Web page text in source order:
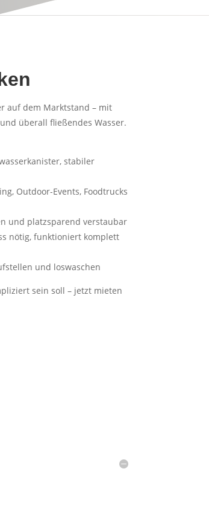
auf dem Marktstand – mit
überall fließendes Wasser.
stabiler
Outdoor-Events, Foodtrucks
und platzsparend verstaubar
nötig, funktioniert komplett
und loswaschen
sein soll – jetzt mieten